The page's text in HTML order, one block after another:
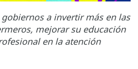
gobiernos a invertir más en las
mejorar su educación
en la atención